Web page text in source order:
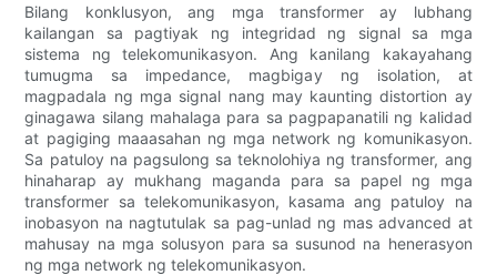
Bilang konklusyon, ang mga transformer ay lubhang
kailangan sa pagtiyak ng integridad ng signal sa mga
sistema ng telekomunikasyon. Ang kanilang kakayahang
tumugma sa impedance, magbigay ng isolation, at
magpadala ng mga signal nang may kaunting distortion ay
ginagawa silang mahalaga para sa pagpapanatili ng kalidad
at pagiging maaasahan ng mga network ng komunikasyon.
Sa patuloy na pagsulong sa teknolohiya ng transformer, ang
hinaharap ay mukhang maganda para sa papel ng mga
transformer sa telekomunikasyon, kasama ang patuloy na
inobasyon na nagtutulak sa pag-unlad ng mas advanced at
mahusay na mga solusyon para sa susunod na henerasyon
ng mga network ng telekomunikasyon.